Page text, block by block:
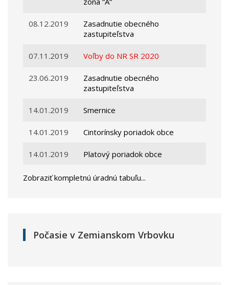
08.12.2019
Zasadnutie obecného
zastupiteľstva
07.11.2019 Voľby do NR SR 2020
23.06.2019
Zasadnutie obecného
zastupiteľstva
14.01.2019 Smernice
14.01.2019 Cintorínsky poriadok obce
14.01.2019 Platový poriadok obce
Zobraziť kompletnú úradnú tabuľu...
Počasie v Zemianskom Vrbovku